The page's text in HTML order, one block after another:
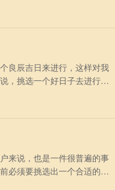
良辰吉日来进行，这样对我
，挑选一个好日子去进行，
来说，也是一件很普遍的事
必须要挑选出一个合适的日